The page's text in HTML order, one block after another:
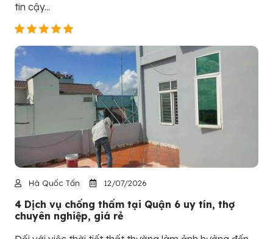
tin cậy...
Hà Quốc Tấn 12/07/2026
4 Dịch vụ chống thấm tại Quận 6 uy tín, thợ
chuyên nghiệp, giá rẻ